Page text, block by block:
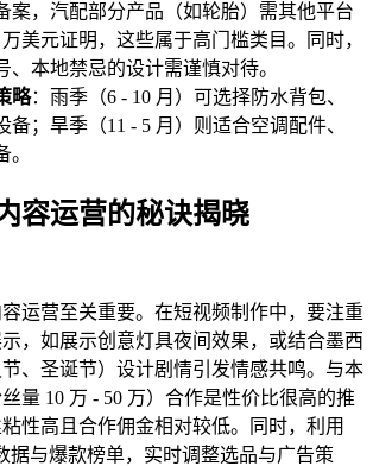
案，汽配部分产品（如轮胎）需其他平台
美元证明，这些属于高门槛类目。同时，
、本地禁忌的设计需谨慎对待。
略：雨季（6 - 10 月）可选择防水背包、
备；旱季（11 - 5 月）则适合空调配件、
。
容运营的秘诀揭晓
运营至关重要。在短视频制作中，要注重
，如展示创意灯具夜间效果，或结合墨西
、圣诞节）设计剧情引发情感共鸣。与本
量 10 万 - 50 万）合作是性价比很高的推
性高且合作佣金相对较低。同时，利用
据与爆款榜单，实时调整选品与广告策